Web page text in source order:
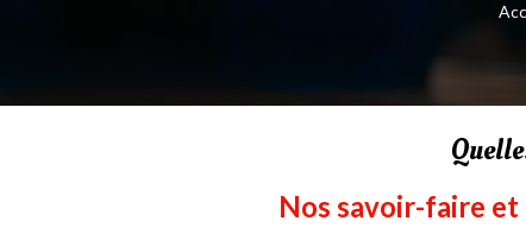
Nos savoir-faire et